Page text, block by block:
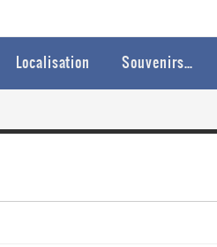
Localisation Souvenirs…